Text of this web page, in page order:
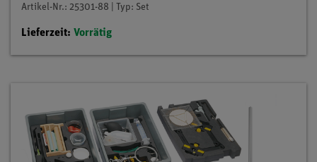
Artikel-Nr.: 25301-88 | Typ: Set
Lieferzeit: Vorrätig